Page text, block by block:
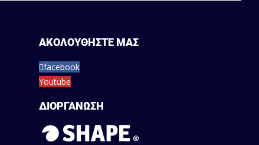
ΑΚΟΛΟΥΘΗΣΤΕ ΜΑΣ
facebook
Youtube
ΔΙΟΡΓΑΝΩΣΗ